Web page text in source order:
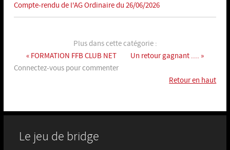
Compte-rendu de l'AG Ordinaire du 26/06/2026
Plus dans cette catégorie :
« FORMATION FFB CLUB NET
Un retour gagnant .... »
Connectez-vous pour commenter
Retour en haut
Le jeu de bridge